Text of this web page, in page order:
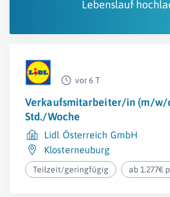
Lebenslauf
vor 6 T
Verkaufsmitarbeiter/in (m/w/
Std./Woche
Lidl Österreich GmbH
Klosterneuburg
Teilzeit/geringfügig ab 1.277€